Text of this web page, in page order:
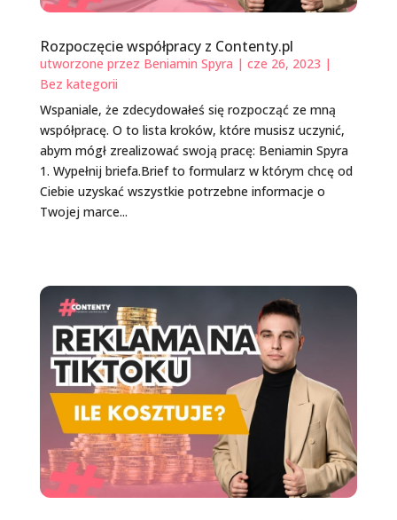
Rozpoczęcie współpracy z Contenty.pl
utworzone przez Beniamin Spyra | cze 26, 2023 |
Bez kategorii
Wspaniale, że zdecydowałeś się rozpocząć ze mną
współpracę. O to lista kroków, które musisz uczynić,
abym mógł zrealizować swoją pracę: Beniamin Spyra
1. Wypełnij briefa.Brief to formularz w którym chcę od
Ciebie uzyskać wszystkie potrzebne informacje o
Twojej marce...